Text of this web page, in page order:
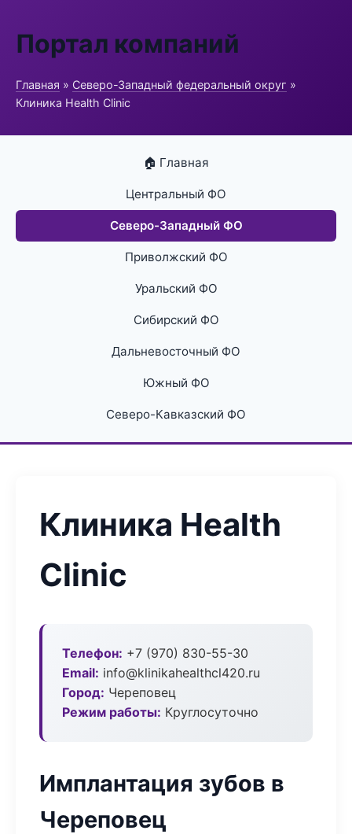
Портал компаний
Главная » Северо-Западный федеральный округ »
Клиника Health Clinic
🏠 Главная
Центральный ФО
Северо-Западный ФО
Приволжский ФО
Уральский ФО
Сибирский ФО
Дальневосточный ФО
Южный ФО
Северо-Кавказский ФО
Клиника Health
Clinic
Телефон: +7 (970) 830-55-30
Email: info@klinikahealthcl420.ru
Город: Череповец
Режим работы: Круглосуточно
Имплантация зубов в
Череповец